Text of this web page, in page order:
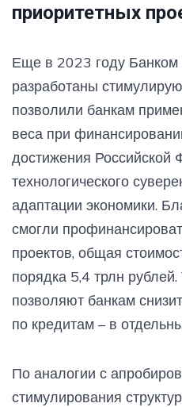
приоритетных
Еще в 2023 году Банком
разработаны
позволили банкам
веса при
достижения Российской
технологического
адаптации экономики.
смогли
проектов, общая
порядка 5,4 трлн
позволяют банкам
по кредитам – в
По аналогии с
стимулирования